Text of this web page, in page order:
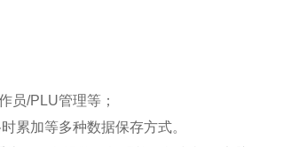
员/PLU管理等；
累加等多种数据保存方式。